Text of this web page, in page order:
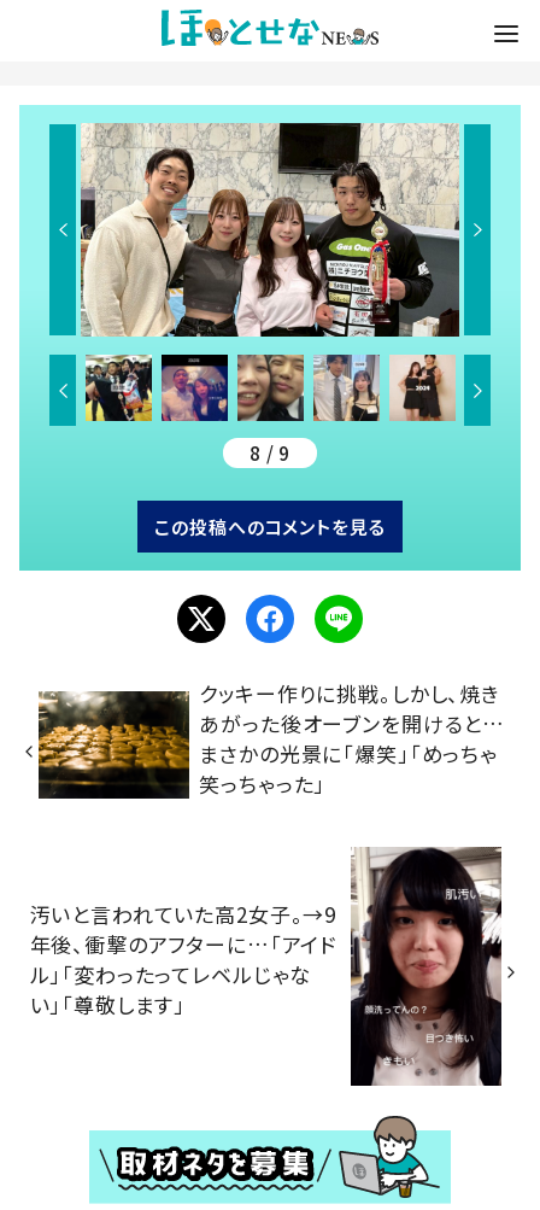
8 / 9
この投稿へのコメントを見る
クッキー作りに挑戦。しかし、焼き
あがった後オーブンを開けると…
まさかの光景に「爆笑」「めっちゃ
笑っちゃった」
汚いと言われていた高2女子。→9
年後、衝撃のアフターに…「アイド
ル」「変わったってレベルじゃな
い」「尊敬します」